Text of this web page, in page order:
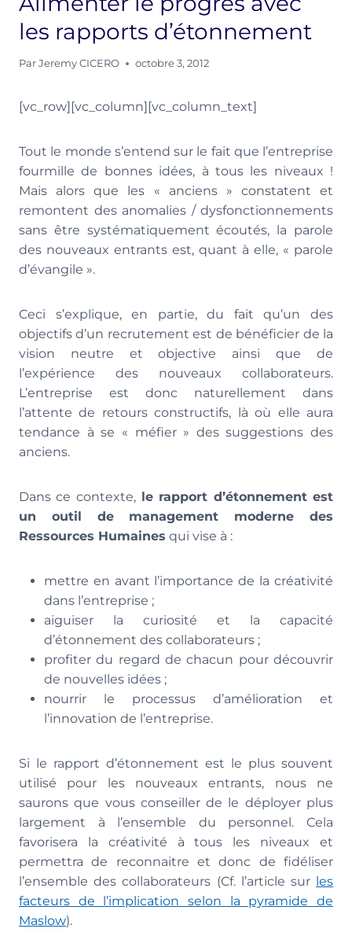
les rapports d’étonnement
Par Jeremy CICERO octobre 3, 2012
[vc_row][vc_column][vc_column_text]
Tout le monde s’entend sur le fait que l’entreprise
fourmille de bonnes idées, à tous les niveaux !
Mais alors que les « anciens » constatent et
remontent des anomalies / dysfonctionnements
sans être systématiquement écoutés, la parole
des nouveaux entrants est, quant à elle, « parole
d’évangile ».
Ceci s’explique, en partie, du fait qu’un des
objectifs d’un recrutement est de bénéficier de la
vision neutre et objective ainsi que de
l’expérience des nouveaux collaborateurs.
L’entreprise est donc naturellement dans
l’attente de retours constructifs, là où elle aura
tendance à se « méfier » des suggestions des
anciens.
Dans ce contexte,le rapport d’étonnement est
un outil de management moderne des
Ressources Humaines qui vise à :
mettre en avant l’importance de la créativité
dans l’entreprise ;
aiguiser la curiosité et la capacité
d’étonnement des collaborateurs ;
profiter du regard de chacun pour découvrir
de nouvelles idées ;
nourrir le processus d’amélioration et
l’innovation de l’entreprise.
Si le rapport d’étonnement est le plus souvent
utilisé pour les nouveaux entrants, nous ne
saurons que vous conseiller de le déployer plus
largement à l’ensemble du personnel. Cela
favorisera la créativité à tous les niveaux et
permettra de reconnaitre et donc de fidéliser
l’ensemble des collaborateurs (Cf. l’article sur les
facteurs de l’implication selon la pyramide de
Maslow).